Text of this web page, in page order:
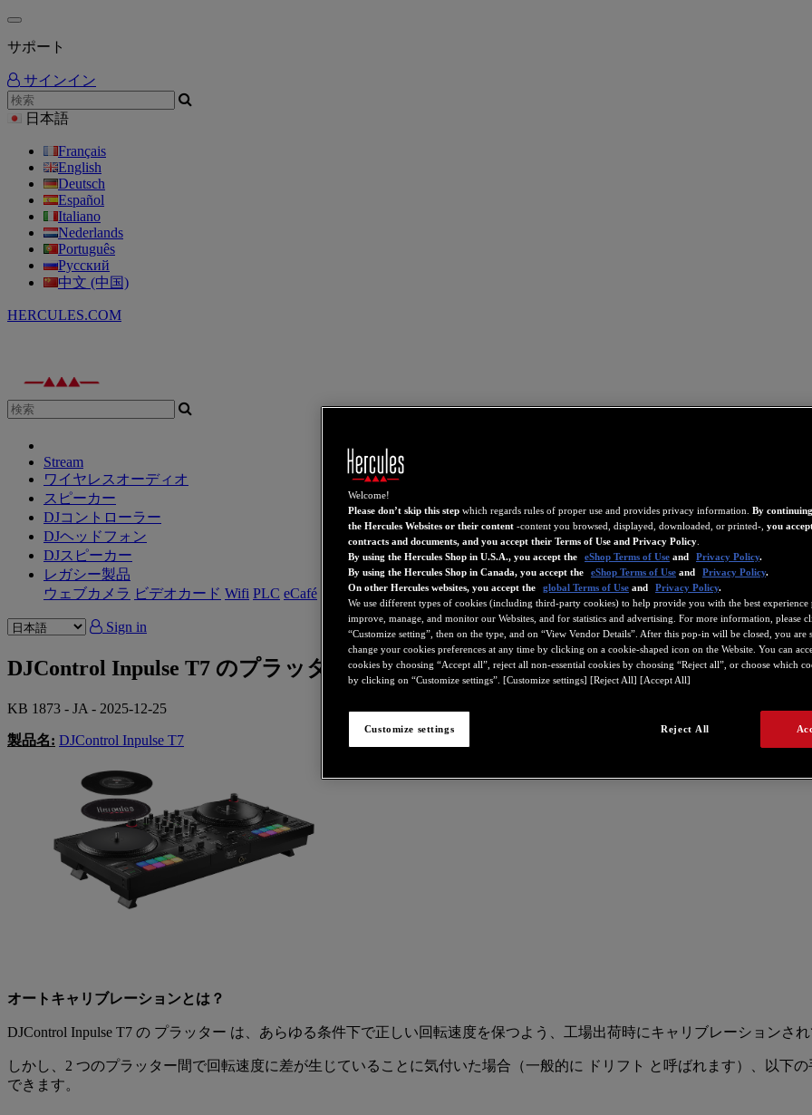
サポート
サインイン
日本語
Français
English
Deutsch
Español
Italiano
Nederlands
Português
Русский
中文 (中国)
HERCULES.COM
Stream
ワイヤレスオーディオ
スピーカー
DJコントローラー
DJヘッドフォン
DJスピーカー
レガシー製品
ウェブカメラ ビデオカード Wifi PLC eCafé サウンドカード
Sign in
DJControl Inpulse T7 のプラッターをキャリブレーションする方法
KB 1873 - JA - 2025-12-25
製品名: DJControl Inpulse T7
オートキャリブレーションとは？
DJControl Inpulse T7 の プラッター は、あらゆる条件下で正しい回転速度を保つよう、工場出荷時にキャリブレーションされ
しかし、2 つのプラッター間で回転速度に差が生じていることに気付いた場合（一般的に ドリフト と呼ばれます）、以下
できます。
Welcome!
Please don’t skip this step which regards rules of proper use and provides privacy information. By
the Hercules Websites or their content -content you browsed, displayed, downloaded, or printed-, you
contracts and documents, and you accept their Terms of Use and Privacy Policy
By using the Hercules Shop in U.S.A., you accept the
eShop Terms of Use and Privacy Policy.
By using the Hercules Shop in Canada, you accept the
eShop Terms of Use and Privacy Policy.
On other Hercules websites, you accept the
global Terms of Use and Privacy Policy.
We use different types of cookies (including third-party cookies) to help provide you with the best experience
improve, manage, and monitor our Websites, and for statistics and advertising. For more information, please
“Customize setting”, then on the type, and on “View Vendor Details”. After this pop-in will be closed, you are
change your cookies preferences at any time by clicking on a cookie-shaped icon on the Website. You can
cookies by choosing “Accept all”, reject all non-essential cookies by choosing “Reject all”, or choose which
by clicking on “Customize settings”. [Customize settings] [Reject All] [Accept All]
Reject All
Customize settings